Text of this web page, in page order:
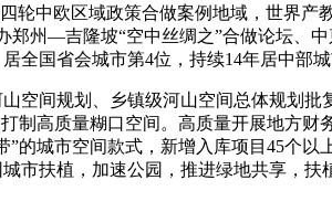
轮中欧区域政策合做案例地域，世界
州—吉隆坡“空中丝绸之”合做论坛、
全国省会城市第4位，持续14年居中部城
间规划、乡镇级河山空间总体规划批
制高质量糊口空间。高质量开展地方
的城市空间款式，新增入库项目45个
市扶植，加速公园，推进绿地共享，扶